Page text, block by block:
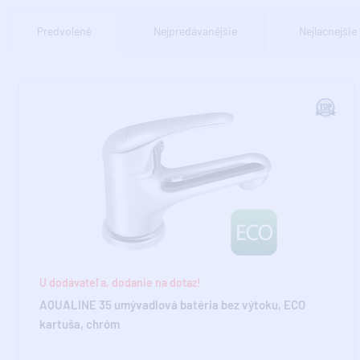
Predvolené Nejpredávanějšie Nejlacnejšie
U dodávateľa, dodanie na dotaz!
AQUALINE 35 umývadlová batéria bez výtoku, ECO
kartuša, chróm